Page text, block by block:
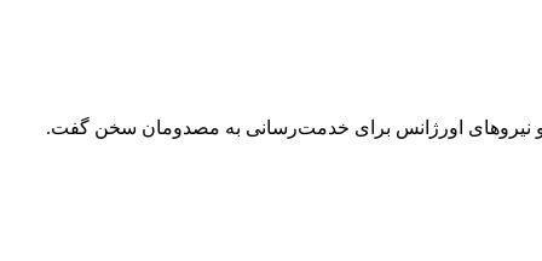
و نیروهای اورژانس برای خدمت‌رسانی به مصدومان سخن گفت.